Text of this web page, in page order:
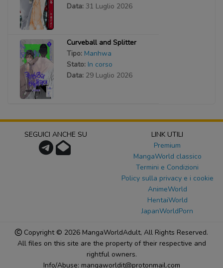
Data: 31 Luglio 2026
Curveball and Splitter
Tipo: Manhwa
Stato: In corso
Data: 29 Luglio 2026
SEGUICI ANCHE SU
LINK UTILI
Premium
MangaWorld classico
Termini e Condizioni
Policy sulla privacy e i cookie
AnimeWorld
HentaiWorld
JapanWorldPorn
Copyright © 2026 MangaWorldAdult, All Rights Reserved.
All files on this site are the property of their respective and
rightful owners.
Info/Abuse: mangaworldit@protonmail.com